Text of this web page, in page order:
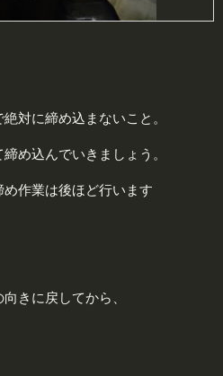
対に締め込まないこと。
め込んでいきましょう。
作業は後ほど行います
きに戻してから、